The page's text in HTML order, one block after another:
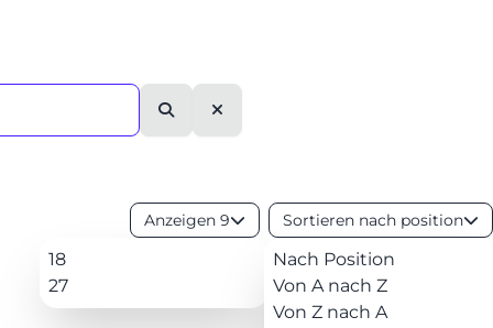
SucheLeeren
Anzeigen 9
18
27
Sortieren nach position
Nach Position
Von A nach Z
Von Z nach A